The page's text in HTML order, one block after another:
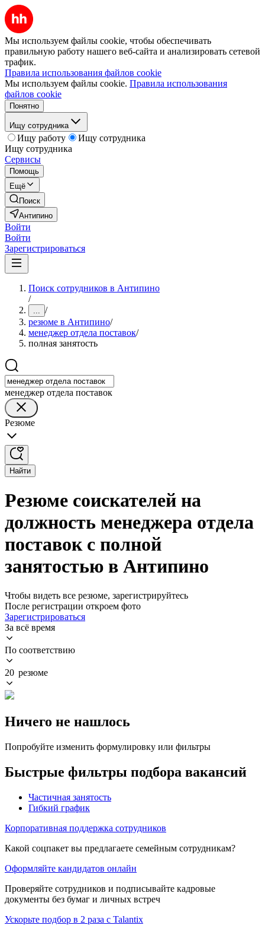
Мы используем файлы cookie, чтобы обеспечивать
правильную работу нашего веб-сайта и анализировать сетевой
трафик.
Правила использования файлов cookie
Мы используем файлы cookie. Правила использования
файлов cookie
Понятно
Ищу сотрудника
Ищу работу
Ищу сотрудника
Ищу сотрудника
Сервисы
Помощь
Ещё
Поиск
Антипино
Войти
Войти
Зарегистрироваться
Поиск сотрудников в Антипино
/
... /
резюме в Антипино/
менеджер отдела поставок/
полная занятость
менеджер отдела поставок
Резюме
Найти
Резюме соискателей на
должность менеджера отдела
поставок с полной
занятостью в Антипино
Чтобы видеть все резюме, зарегистрируйтесь
После регистрации откроем фото
Зарегистрироваться
За всё время
По соответствию
20 резюме
Ничего не нашлось
Попробуйте изменить формулировку или фильтры
Быстрые фильтры подбора вакансий
Частичная занятость
Гибкий график
Корпоративная поддержка сотрудников
Какой соцпакет вы предлагаете семейным сотрудникам?
Оформляйте кандидатов онлайн
Проверяйте сотрудников и подписывайте кадровые
документы без бумаг и личных встреч
Ускорьте подбор в 2 раза с Talantix